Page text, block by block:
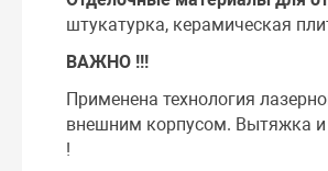
штукатурка, керамическая
ВАЖНО !!!
Применена технология
внешним корпусом. Вытяжка и
!